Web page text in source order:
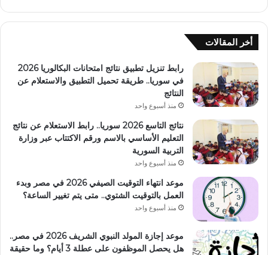
أخر المقالات
رابط تنزيل تطبيق نتائج امتحانات البكالوريا 2026
في سوريا.. طريقة تحميل التطبيق والاستعلام عن
النتائج
منذ أسبوع واحد
نتائج التاسع 2026 سوريا.. رابط الاستعلام عن نتائج
التعليم الأساسي بالاسم ورقم الاكتتاب عبر وزارة
التربية السورية
منذ أسبوع واحد
موعد انتهاء التوقيت الصيفي 2026 في مصر وبدء
العمل بالتوقيت الشتوي.. متى يتم تغيير الساعة؟
منذ أسبوع واحد
موعد إجازة المولد النبوي الشريف 2026 في مصر..
هل يحصل الموظفون على عطلة 3 أيام؟ وما حقيقة